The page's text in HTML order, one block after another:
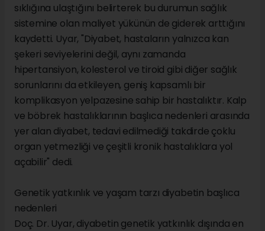
sıklığına ulaştığını belirterek bu durumun sağlık
sistemine olan maliyet yükünün de giderek arttığını
kaydetti. Uyar, "Diyabet, hastaların yalnızca kan
şekeri seviyelerini değil, aynı zamanda
hipertansiyon, kolesterol ve tiroid gibi diğer sağlık
sorunlarını da etkileyen, geniş kapsamlı bir
komplikasyon yelpazesine sahip bir hastalıktır. Kalp
ve böbrek hastalıklarının başlıca nedenleri arasında
yer alan diyabet, tedavi edilmediği takdirde çoklu
organ yetmezliği ve çeşitli kronik hastalıklara yol
açabilir" dedi.
Genetik yatkınlık ve yaşam tarzı diyabetin başlıca
nedenleri
Doç. Dr. Uyar, diyabetin genetik yatkınlık dışında en